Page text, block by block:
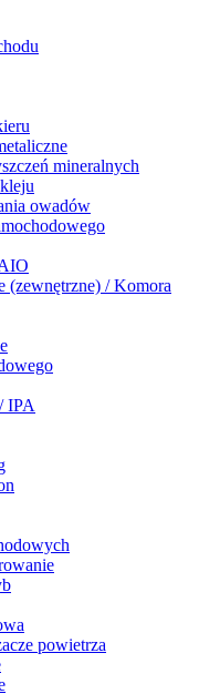
mineralnych
owadów
(zewnętrzne) / Komora
IPA
powietrza